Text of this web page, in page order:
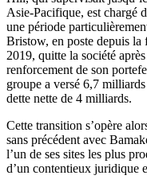
Asie-Pacifique, est chargé
une période
Bristow, en poste depuis
2019, quitte la société
renforcement de son
groupe a versé 6,7
dette nette de 4 milliards.
Cette transition s’opère
sans précédent avec
l’un de ses sites les plus
d’un contentieux juridique